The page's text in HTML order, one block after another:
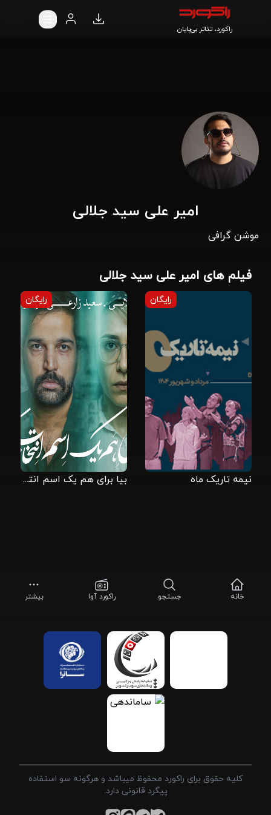
راکورد، تئاتر بی‌پایان
امیر علی سید جلالی
موشن گرافی
فیلم های امیر علی سید جلالی
رایگان
نیمه تاریک ماه
رایگان
بیا برای هم یک اسم انتخاب کنیم
خانه جستجو راکورد آوا بیشتر
کلیه حقوق برای راکورد محفوظ میباشد و هرگونه سو استفاده
پیگرد قانونی دارد.